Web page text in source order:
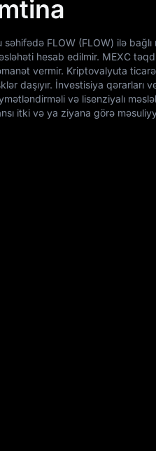
səhifədə FLOW (FLOW) ilə
hesab edilmir. MEXC
vermir. Kriptovalyuta
daşıyır. İnvestisiya qərarları
və lisenziyalı
itki və ya ziyana görə